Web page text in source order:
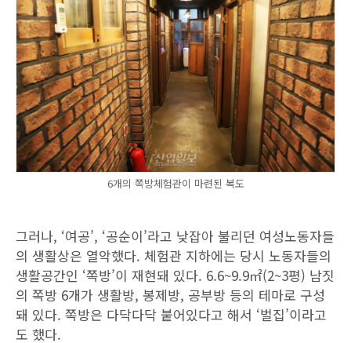
6개의 쪽방체험관이 마련된 복도
그러나, ‘여공’, ‘공순이’라고 낮잡아 불리던 여성노동자들
의 생활상은 열악했다. 체험관 지하에는 당시 노동자들의
생활공간인 ‘쪽방’이 재현돼 있다. 6.6~9.9㎡(2~3평) 남짓
의 쪽방 6개가 생활방, 봉제방, 공부방 등의 테마로 구성
돼 있다. 쪽방은 다닥다닥 붙어있다고 해서 ‘벌집’이라고
도 했다.